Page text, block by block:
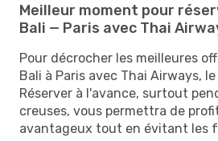
Meilleur moment pour
Bali — Paris avec Thai
Pour décrocher les meilleures
Bali à Paris avec Thai Airways,
Réserver à l'avance, surtout
creuses, vous permettra de
avantageux tout en évitant les